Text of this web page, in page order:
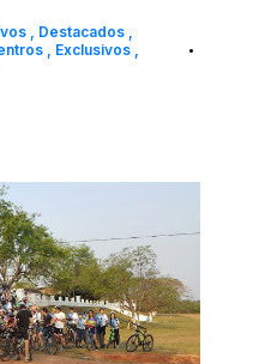
Destacados
Exclusivos
•